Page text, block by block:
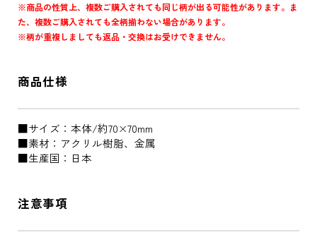
※商品の性質上、複数ご購入されても同じ柄が出る可能性があります。ま
た、複数ご購入されても全柄揃わない場合があります。
※柄が重複しましても返品・交換はお受けできません。
商品仕様
■サイズ：本体/約70×70mm
■素材：アクリル樹脂、金属
■生産国：日本
注意事項